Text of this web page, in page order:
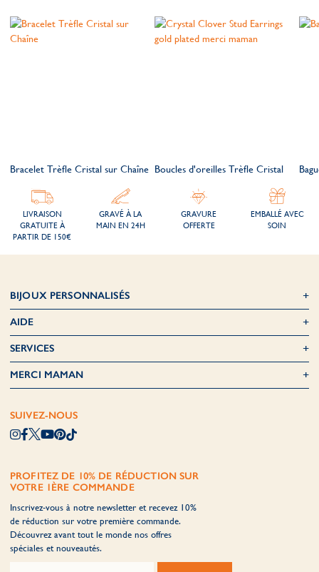
Bracelet Trèfle Cristal sur Chaîne Boucles d'oreilles Trèfle Cristal
LIVRAISON
GRATUITE À
PARTIR DE 150€
GRAVÉ À LA
MAIN EN 24H
GRAVURE
OFFERTE
EMBALLÉ AVEC
SOIN
BIJOUX PERSONNALISÉS
AIDE
SERVICES
MERCI MAMAN
SUIVEZ-NOUS
PROFITEZ DE 10% DE RÉDUCTION SUR
VOTRE 1ÈRE COMMANDE
Inscrivez-vous à notre newsletter et recevez 10%
de réduction sur votre première commande.
Découvrez avant tout le monde nos offres
spéciales et nouveautés.